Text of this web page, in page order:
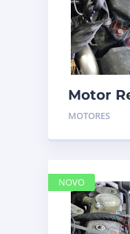
Motor
Megane
2013,
636
MOTORES
NOVO